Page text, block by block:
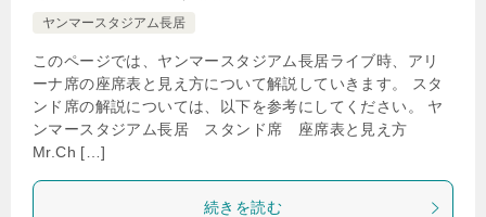
ヤンマースタジアム長居
このページでは、ヤンマースタジアム長居ライブ時、アリ
ーナ席の座席表と見え方について解説していきます。 スタ
ンド席の解説については、以下を参考にしてください。 ヤ
ンマースタジアム長居 スタンド席 座席表と見え方
Mr.Ch […]
続きを読む